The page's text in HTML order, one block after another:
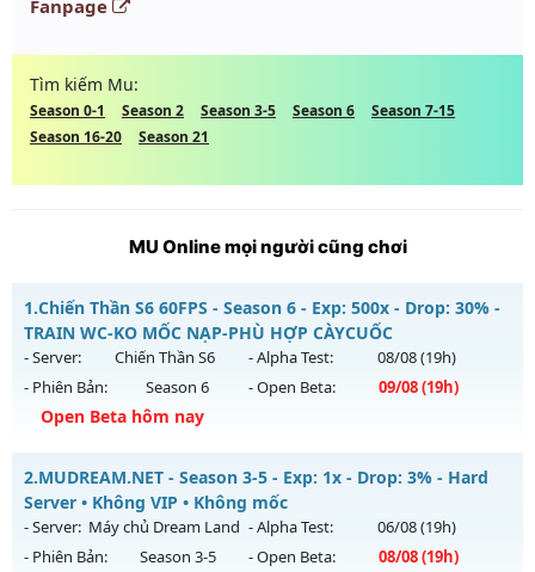
Fanpage
Tìm kiếm Mu:
Season 0-1 Season 2 Season 3-5 Season 6
Season 7-15
Season 16-20
Season 21
MU Online mọi người cũng chơi
1.Chiến Thần S6 60FPS - Season 6 - Exp: 500x - Drop: 30% -
TRAIN WC-KO MỐC NẠP-PHÙ HỢP CÀYCUỐC
- Server: Chiến Thần S6 - Alpha Test: 08/08(19h)
- Phiên Bản:
Season 6 - Open Beta: 09/08(19h)
Open Beta hôm nay
CÀYCUỐC
Mu mới ra tháng 08 2026 - Mở máy chủ
Chiến Thần S6
19h ngày 09/08/2626
2.MUDREAM.NET - Season 3-5 - Exp: 1x - Drop: 3% - Hard
Server • Không VIP • Không mốc
- Server: Máy chủ Dream Land - Alpha Test: 06/08(19h)
- Phiên Bản:
Season 3-5 - Open Beta: 08/08(19h)